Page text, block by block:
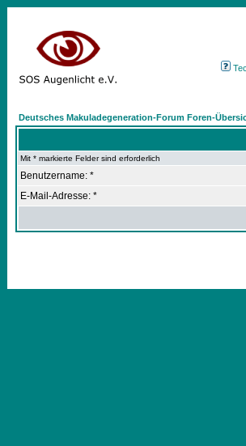
Deutsches Makuladegeneration-Forum Foren-
Mit * markierte Felder sind erforderlich
Benutzername: *
E-Mail-Adresse: *